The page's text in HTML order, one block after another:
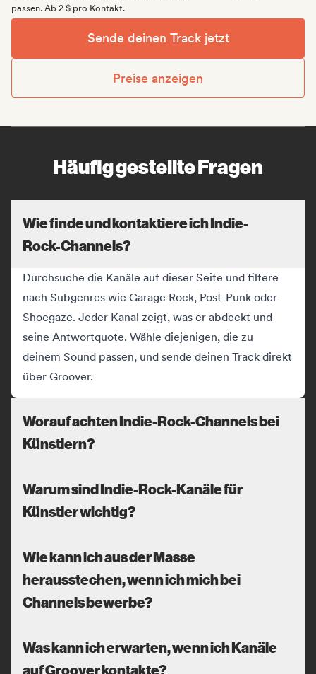
passen. Ab 2 $ pro Kontakt.
Sende deinen Track jetzt
Preise anzeigen
Häufig gestellte Fragen
Wie finde und kontaktiere ich Indie-
Rock-Channels?
Durchsuche die Kanäle auf dieser Seite und filtere
nach Subgenres wie Garage Rock, Post-Punk oder
Shoegaze. Jeder Kanal zeigt, was er abdeckt und
seine Antwortquote. Wähle diejenigen, die zu
deinem Sound passen, und sende deinen Track direkt
über Groover.
Worauf achten Indie-Rock-Channels bei
Künstlern?
Warum sind Indie-Rock-Kanäle für
Künstler wichtig?
Wie kann ich aus der Masse
herausstechen, wenn ich mich bei
Channels bewerbe?
Was kann ich erwarten, wenn ich Kanäle
auf Groover kontakte?